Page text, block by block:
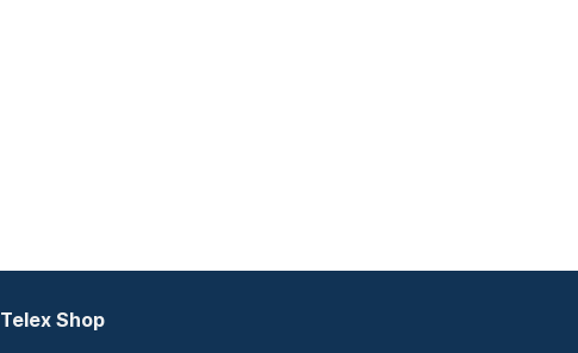
Telex Shop